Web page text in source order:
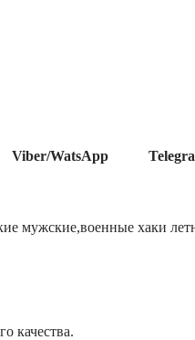
Viber/WatsApp
мужские,военные хаки
качества.